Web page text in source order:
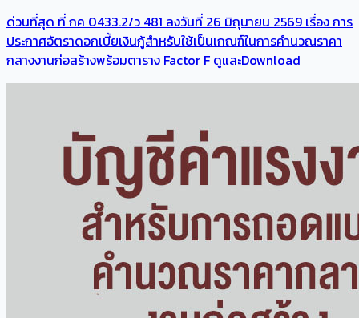
ด่วนที่สุด ที่ กค 0433.2/ว 481 ลงวันที่ 26 มิถุนายน 2569 เรื่อง การ
ประกาศอัตราดอกเบี้ยเงินกู้สำหรับใช้เป็นเกณฑ์ในการคำนวณราคา
กลางงานก่อสร้างพร้อมตาราง Factor F ดูและDownload